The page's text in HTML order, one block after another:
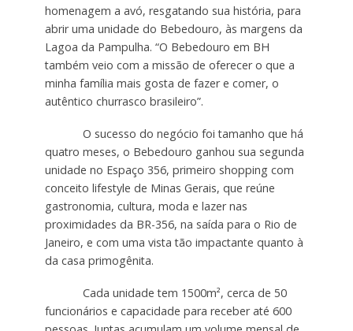
homenagem a avó, resgatando sua história, para
abrir uma unidade do Bebedouro, às margens da
Lagoa da Pampulha. “O Bebedouro em BH
também veio com a missão de oferecer o que a
minha família mais gosta de fazer e comer, o
autêntico churrasco brasileiro”.
O sucesso do negócio foi tamanho que há
quatro meses, o Bebedouro ganhou sua segunda
unidade no Espaço 356, primeiro shopping com
conceito lifestyle de Minas Gerais, que reúne
gastronomia, cultura, moda e lazer nas
proximidades da BR-356, na saída para o Rio de
Janeiro, e com uma vista tão impactante quanto à
da casa primogênita.
Cada unidade tem 1500m², cerca de 50
funcionários e capacidade para receber até 600